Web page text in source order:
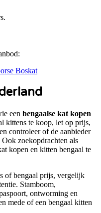
Boskat
een bengaalse kat kopen
kittens te koop, let op prijs,
controleer of de aanbieder
zoekopdrachten als
kopen en kitten bengaal te
of bengaal prijs, vergelijk
Stamboom,
ontworming en
mede of een bengaal kitten